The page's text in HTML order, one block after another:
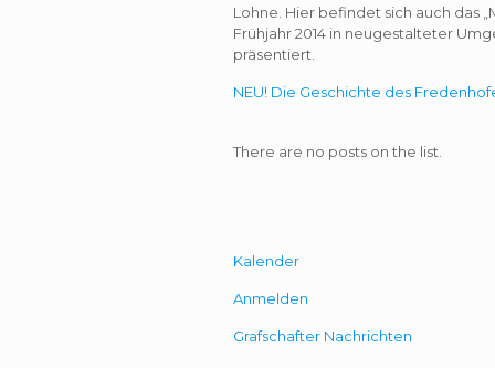
Lohne. Hier befindet sich auch das
Frühjahr 2014 in neugestalteter
präsentiert.
NEU! Die Geschichte des
There are no posts on the list.
Kalender
Anmelden
Grafschafter Nachrichten